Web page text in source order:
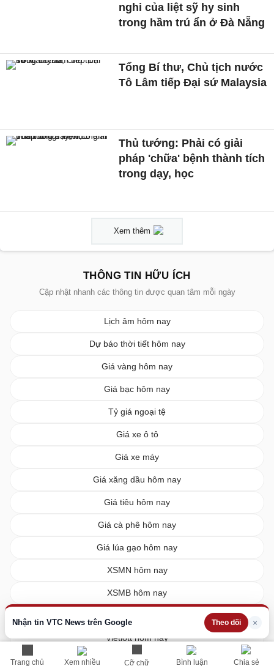
Trang chủ Xem nhiều Cỡ chữ Bình luận Chia sẻ
Nhận tin VTC News trên Google Theo dõi ×
nghi của liệt sỹ hy sinh
trong hầm trú ẩn ở Đà Nẵng
Tổng Bí thư, Chủ tịch nước
Tô Lâm tiếp Đại sứ Malaysia
Thủ tướng: Phải có giải
pháp 'chữa' bệnh thành tích
trong dạy, học
Xem thêm
THÔNG TIN HỮU ÍCH
Cập nhật nhanh các thông tin được quan tâm mỗi ngày
Lịch âm hôm nay
Dự báo thời tiết hôm nay
Giá vàng hôm nay
Giá bạc hôm nay
Tỷ giá ngoại tệ
Giá xe ô tô
Giá xe máy
Giá xăng dầu hôm nay
Giá tiêu hôm nay
Giá cà phê hôm nay
Giá lúa gạo hôm nay
XSMN hôm nay
XSMB hôm nay
Vietlott hôm nay